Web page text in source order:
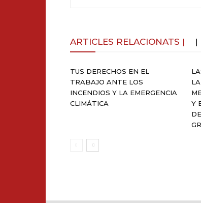
ARTICLES RELACIONATS | |
TUS DERECHOS EN EL
TRABAJO ANTE LOS
INCENDIOS Y LA EMERGENCIA
CLIMÁTICA
Y